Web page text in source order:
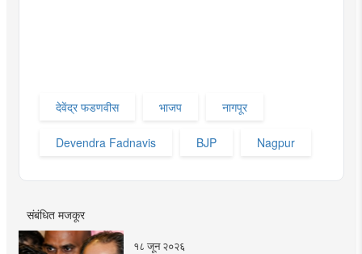
देवेंद्र फडणवीस भाजप नागपूर
Devendra Fadnavis BJP Nagpur
संबंधित मजकूर
१८ जून २०२६